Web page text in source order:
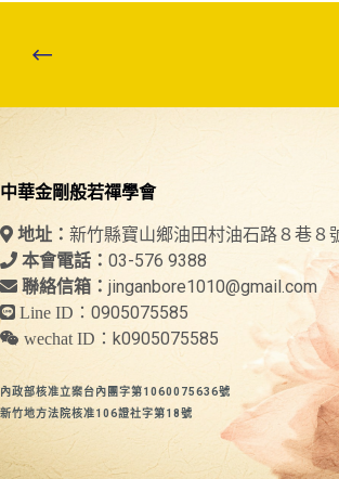
中華金剛般若禪學會
地址： 新竹縣寶山鄉油田村油石路８巷８
本會電話： 03-576 9388
聯絡信箱： jinganbore1010@gmail.com
Line ID： 0905075585
wechat ID： k0905075585
內政部核准立案台內團字第1060075636號
新竹地方法院核准106證社字第18號